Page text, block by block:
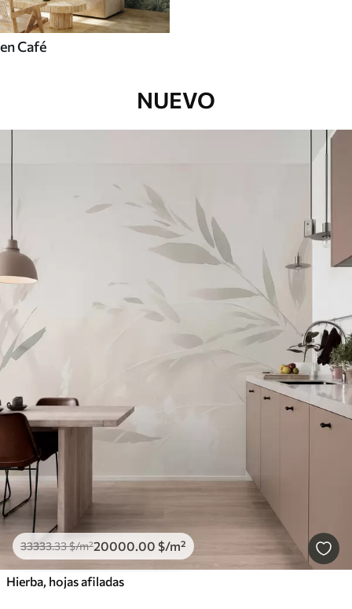
en Café
NUEVO
33333.33$/m²20000 .00 $/m²
Hierba, hojas afiladas